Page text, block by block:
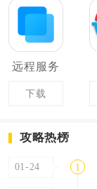
远程服务
下载
攻略热榜
01-24 1